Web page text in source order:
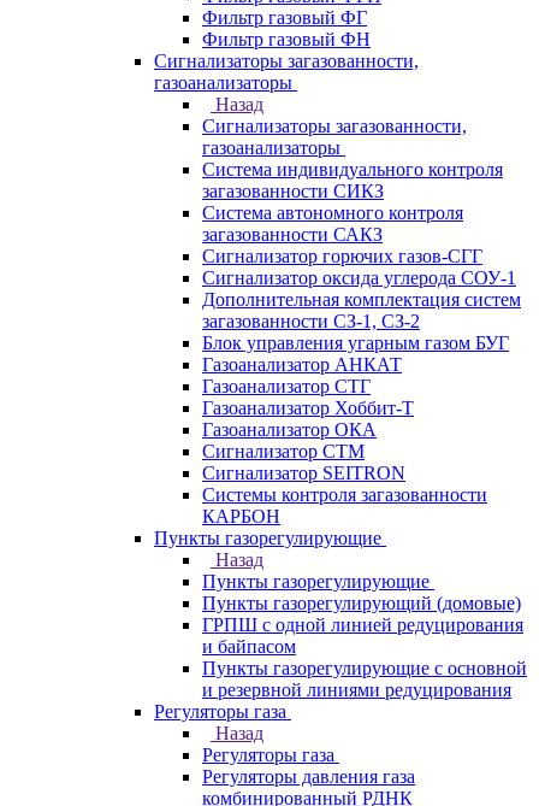
Фильтр газовый ФГ
Фильтр газовый ФН
Сигнализаторы загазованности,
газоанализаторы
Назад
Сигнализаторы загазованности,
газоанализаторы
Система индивидуального контроля
загазованности СИКЗ
Система автономного контроля
загазованности САКЗ
Сигнализатор горючих газов-СГГ
Сигнализатор оксида углерода СОУ-1
Дополнительная комплектация систем
загазованности СЗ-1, СЗ-2
Блок управления угарным газом БУГ
Газоанализатор АНКАТ
Газоанализатор СТГ
Газоанализатор Хоббит-Т
Газоанализатор ОКА
Сигнализатор СТМ
Сигнализатор SEITRON
Системы контроля загазованности
КАРБОН
Пункты газорегулирующие
Назад
Пункты газорегулирующие
Пункты газорегулирующий (домовые)
ГРПШ с одной линией редуцирования
и байпасом
Пункты газорегулирующие с основной
и резервной линиями редуцирования
Регуляторы газа
Назад
Регуляторы газа
Регуляторы давления газа
комбинированный РДНК